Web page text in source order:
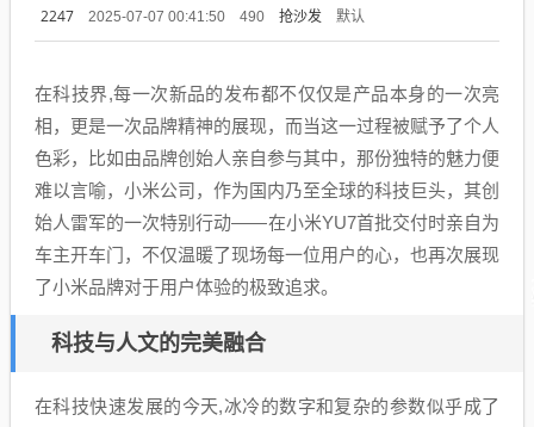
2247 2025-07-07 00:41:50 490 抢沙发 默认
在科技界,每一次新品的发布都不仅仅是产品本身的一次亮
相，更是一次品牌精神的展现，而当这一过程被赋予了个人
色彩，比如由品牌创始人亲自参与其中，那份独特的魅力便
难以言喻，小米公司，作为国内乃至全球的科技巨头，其创
始人雷军的一次特别行动——在小米YU7首批交付时亲自为
车主开车门，不仅温暖了现场每一位用户的心，也再次展现
了小米品牌对于用户体验的极致追求。
科技与人文的完美融合
在科技快速发展的今天,冰冷的数字和复杂的参数似乎成了